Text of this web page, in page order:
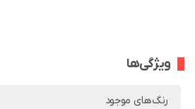
ویژگی‌ها
رنگ‌های موجود